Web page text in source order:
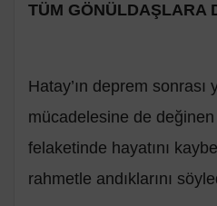
TÜM GÖNÜLDAŞLARA
Hatay’ın deprem
mücadelesine de değinen
felaketinde hayatını
rahmetle andıklarını